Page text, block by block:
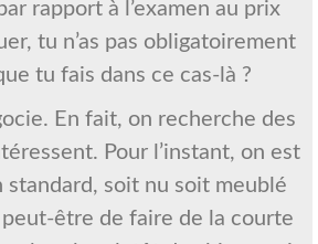
rapport à l’examen au prix
tu n’as pas obligatoirement
tu fais dans ce cas-là ?
En fait, on recherche des
Pour l’instant, on est
standard, soit nu soit meublé
être de faire de la courte